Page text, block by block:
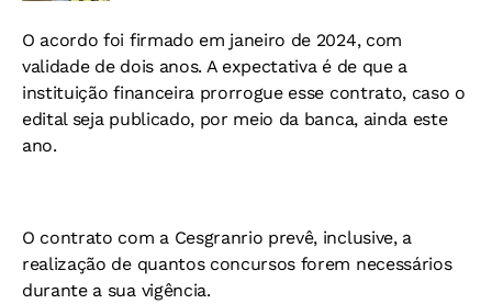
O acordo foi firmado em janeiro de 2024, com
validade de dois anos. A expectativa é de que a
instituição financeira prorrogue esse contrato, caso o
edital seja publicado, por meio da banca, ainda este
ano.
O contrato com a Cesgranrio prevê, inclusive, a
realização de quantos concursos forem necessários
durante a sua vigência.